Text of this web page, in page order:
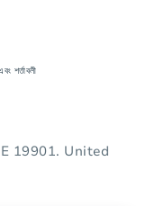
শর্তাবলী
19901. United